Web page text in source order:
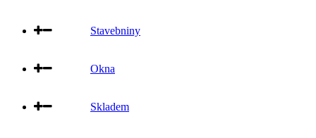
Stavebniny
Okna
Skladem